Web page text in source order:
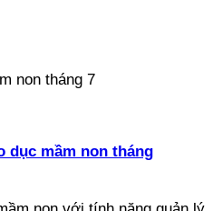
dục mầm non tháng